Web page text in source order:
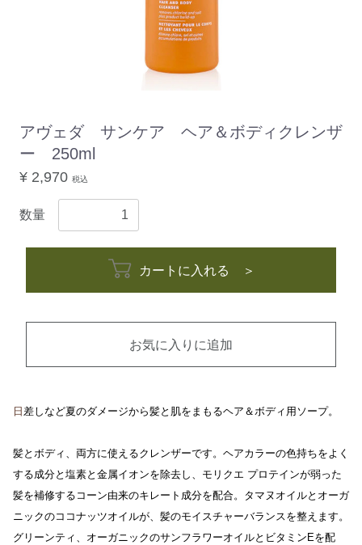
アヴェダ サンケア ヘア＆ボディクレンザ
ー 250ml
¥ 2,970 税込
数量
カートに入れる ＞
お気に入りに追加
日 差しなど夏のダメージから髪と肌をまもるヘア＆ボディ用ソープ。
髪とボディ、両方に使えるクレンザーです。ヘアカラーの色持ちをよく
する成分と塩素と金属イオンを除去し、モリクエ プロテインが弱った
髪を補修するコーン由来のキレート成分を配合。タマヌオイルとオーガ
ニックのココナッツオイルが、髪のモイスチャーバランスを整えます。
グリーンティ、オーガニックのサンフラワーオイルとビタミンEを配